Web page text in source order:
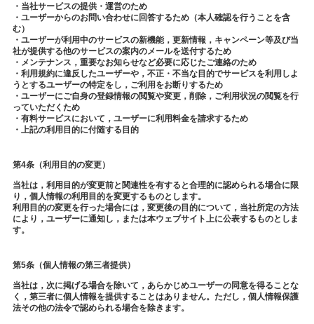
・当社サービスの提供・運営のため
・ユーザーからのお問い合わせに回答するため（本人確認を行うことを含
む）
・ユーザーが利用中のサービスの新機能，更新情報，キャンペーン等及び当
社が提供する他のサービスの案内のメールを送付するため
・メンテナンス，重要なお知らせなど必要に応じたご連絡のため
・利用規約に違反したユーザーや，不正・不当な目的でサービスを利用しよ
うとするユーザーの特定をし，ご利用をお断りするため
・ユーザーにご自身の登録情報の閲覧や変更，削除，ご利用状況の閲覧を行
っていただくため
・有料サービスにおいて，ユーザーに利用料金を請求するため
・上記の利用目的に付随する目的
第4条（利用目的の変更）
当社は，利用目的が変更前と関連性を有すると合理的に認められる場合に限
り，個人情報の利用目的を変更するものとします。
利用目的の変更を行った場合には，変更後の目的について，当社所定の方法
により，ユーザーに通知し，または本ウェブサイト上に公表するものとしま
す。
第5条（個人情報の第三者提供）
当社は，次に掲げる場合を除いて，あらかじめユーザーの同意を得ることな
く，第三者に個人情報を提供することはありません。ただし，個人情報保護
法その他の法令で認められる場合を除きます。